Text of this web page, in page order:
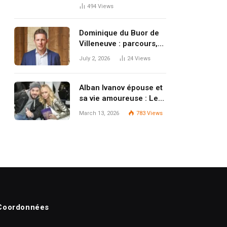
Sa Notoriété
494 Views
Dominique du Buor de
Villeneuve : parcours,
carrière et influence
July 2, 2026 24 Views
Alban Ivanov épouse et
sa vie amoureuse : Le
mystère entourant sa
March 13, 2026 783 Views